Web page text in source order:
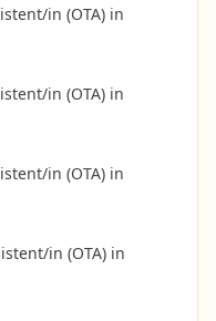
in (OTA) in
in (OTA) in
in (OTA) in
in (OTA) in